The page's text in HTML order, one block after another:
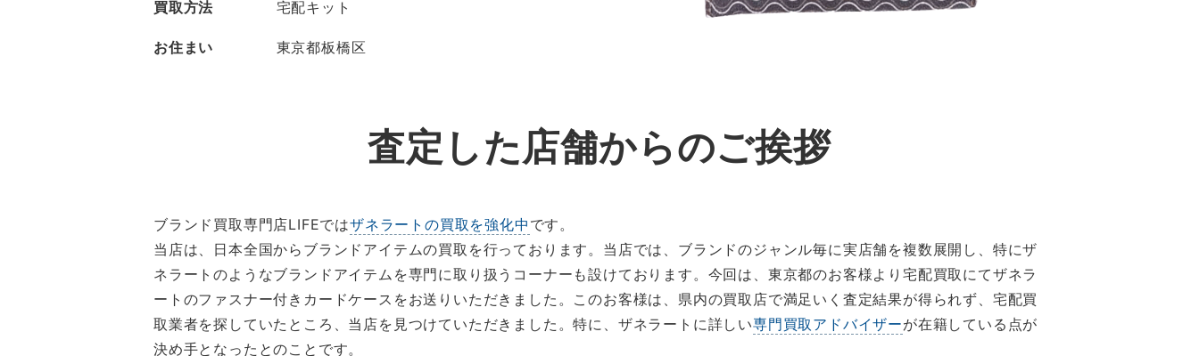
買取方法 宅配キット
お住まい 東京都板橋区
査定した店舗からのご挨拶
ブランド買取専門店LIFEではザネラートの買取を強化中 です。
当店は、日本全国からブランドアイテムの買取を行っております。当店では、ブランドのジャンル毎に実店舗を複数展開し、特にザ
ネラートのようなブランドアイテムを専門に取り扱うコーナーも設けております。今回は、東京都のお客様より宅配買取にてザネラ
ートのファスナー付きカードケースをお送りいただきました。このお客様は、県内の買取店で満足いく査定結果が得られず、宅配買
取業者を探していたところ、当店を見つけていただきました。特に、ザネラートに詳しい専門買取アドバイザーが在籍している点が
決め手となったとのことです。